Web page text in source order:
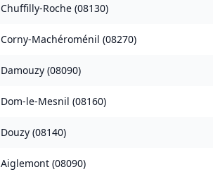
Chuffilly-Roche (08130)
Corny-Machéroménil (08270)
Damouzy (08090)
Dom-le-Mesnil (08160)
Douzy (08140)
Aiglemont (08090)